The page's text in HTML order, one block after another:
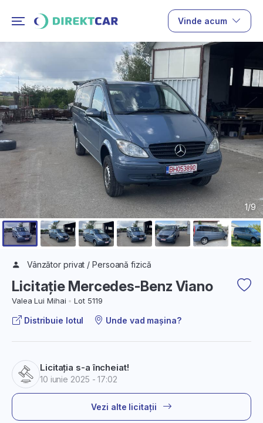
Vinde acum
Licitație Mercedes-Benz Viano
Valea Lui Mihai Lot 5119
1/9
Vânzător privat / Persoană fizică
Distribuie lotul Unde vad mașina?
Licitația s-a încheiat!
10 iunie 2025 - 17:02
Vezi alte licitații